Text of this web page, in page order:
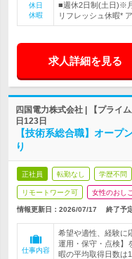
休日
休暇
■週休2日制(土日)※
リフレッシュ休暇*
求人詳細を見る
四国電力株式会社 | 【プライ
日123日
【技術系総合職】オー
り
正社員 転勤なし 学歴不問
リモートワーク可 女性のおし
情報更新日：2026/07/17 終了予
仕事内容
希望や適性、経験に
運用・保守・点検
暇の平均取得日数は